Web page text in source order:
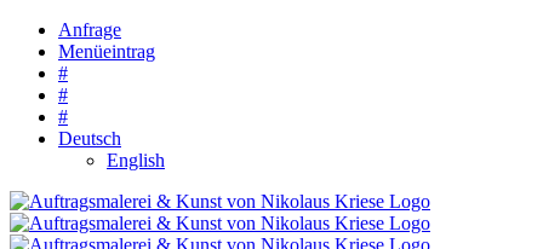
Zum
Inhalt
springen
Anfrage
Menüeintrag
#
#
#
Deutsch
English